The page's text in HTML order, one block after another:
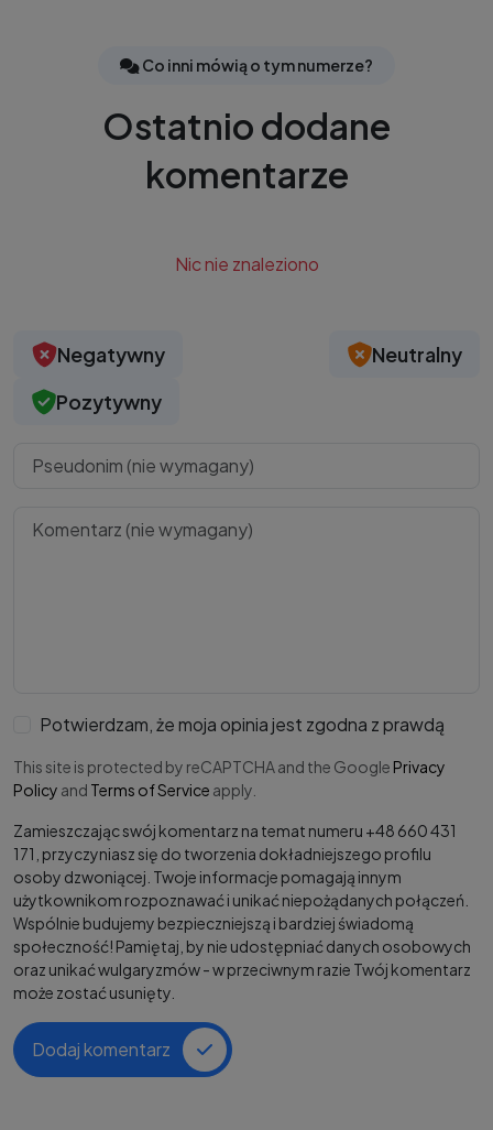
Co inni mówią o tym numerze?
Ostatnio dodane
komentarze
Nic nie znaleziono
Negatywny
Neutralny
Pozytywny
Potwierdzam, że moja opinia jest zgodna z prawdą
This site is protected by reCAPTCHA and the Google Privacy
Policy and Terms of Service apply.
Zamieszczając swój komentarz na temat numeru +48 660 431
171, przyczyniasz się do tworzenia dokładniejszego profilu
osoby dzwoniącej. Twoje informacje pomagają innym
użytkownikom rozpoznawać i unikać niepożądanych połączeń.
Wspólnie budujemy bezpieczniejszą i bardziej świadomą
społeczność! Pamiętaj, by nie udostępniać danych osobowych
oraz unikać wulgaryzmów - w przeciwnym razie Twój komentarz
może zostać usunięty.
Dodaj komentarz